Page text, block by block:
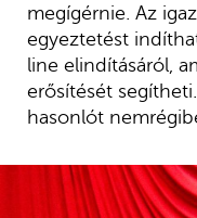
megígérnie. Az
egyeztetést
line elindításáról,
erősítését
hasonlót